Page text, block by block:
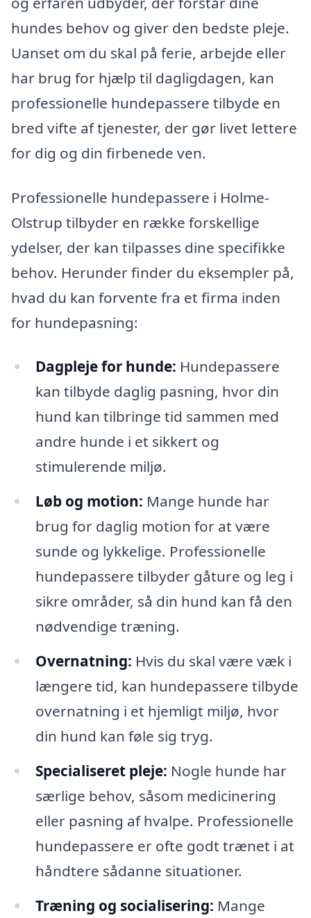
hundes behov og giver den bedste pleje.
Uanset om du skal på ferie, arbejde eller
har brug for hjælp til dagligdagen, kan
professionelle hundepassere tilbyde en
bred vifte af tjenester, der gør livet lettere
for dig og din firbenede ven.
Professionelle hundepassere i Holme-
Olstrup tilbyder en række forskellige
ydelser, der kan tilpasses dine specifikke
behov. Herunder finder du eksempler på,
hvad du kan forvente fra et firma inden
for hundepasning:
Dagpleje for hunde: Hundepassere
kan tilbyde daglig pasning, hvor din
hund kan tilbringe tid sammen med
andre hunde i et sikkert og
stimulerende miljø.
Løb og motion: Mange hunde har
brug for daglig motion for at være
sunde og lykkelige. Professionelle
hundepassere tilbyder gåture og leg i
sikre områder, så din hund kan få den
nødvendige træning.
Overnatning: Hvis du skal være væk i
længere tid, kan hundepassere tilbyde
overnatning i et hjemligt miljø, hvor
din hund kan føle sig tryg.
Specialiseret pleje: Nogle hunde har
særlige behov, såsom medicinering
eller pasning af hvalpe. Professionelle
hundepassere er ofte godt trænet i at
håndtere sådanne situationer.
Træning og socialisering: Mange